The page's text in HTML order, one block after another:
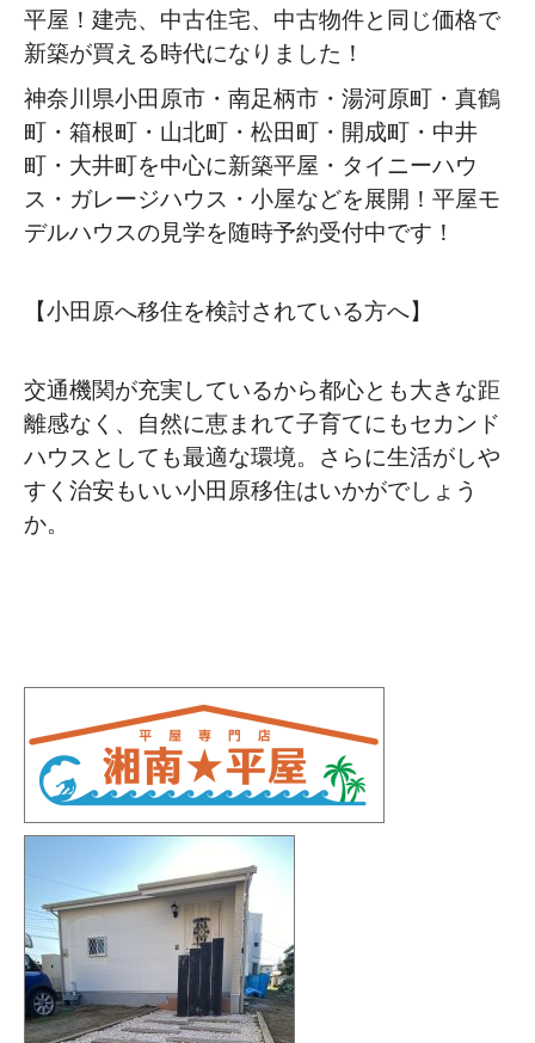
平屋！建売、中古住宅、中古物件と同じ価格で
新築が買える時代になりました！
神奈川県小田原市・南足柄市・湯河原町・真鶴
町・箱根町・山北町・松田町・開成町・中井
町・大井町を中心に新築平屋・タイニーハウ
ス・ガレージハウス・小屋などを展開！平屋モ
デルハウスの見学を随時予約受付中です！
【小田原へ移住を検討されている方へ】
交通機関が充実しているから都心とも大きな距
離感なく、自然に恵まれて子育てにもセカンド
ハウスとしても最適な環境。さらに生活がしや
すく治安もいい小田原移住はいかがでしょう
か。